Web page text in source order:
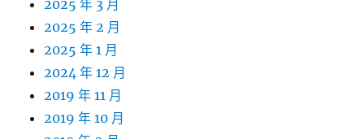
2025 年 3 月
2025 年 2 月
2025 年 1 月
2024 年 12 月
2019 年 11 月
2019 年 10 月